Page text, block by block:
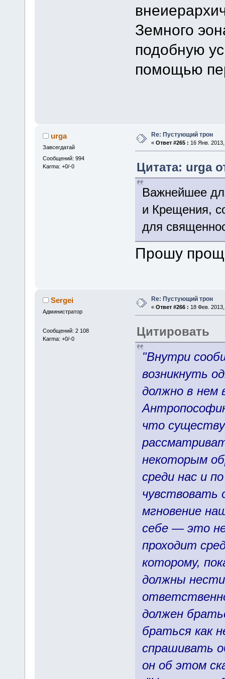
Земного
подобную
помощью
urga
Завсегдатай
Сообщений: 994
Karma: +0/-0
Re: Пустующий трон
« Ответ #265 : 16 Янв.
Цитата: urga
Важнейшее
и Крещения,
для
Прошу
Sergei
Администратор
Сообщений: 2 108
Karma: +0/-0
Re: Пустующий трон
« Ответ #266 : 18 Фев.
Цитировать
"Внутри
возникнуть
должно в нем
что
некоторым
среди нас и
чувствовать
мгновение
себе — это
проходит
которому,
должны
должен
браться как
спрашивать
он об этом